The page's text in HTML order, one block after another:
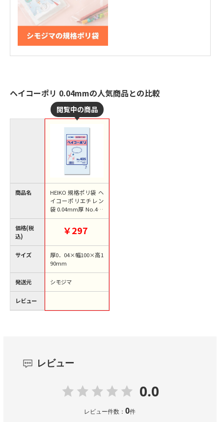
ヘイコーポリ 0.04mmの人気商品との比較
商品名
価格(税
込)
サイズ
発送元
レビュー
HEIKO 規格ポリ袋 ヘ
イコーポリエチレン
袋 0.04mm厚 No.405
(5号) 100枚/袋
￥297
厚0．04×幅100×高1
90mm
シモジマ
レビュー
0.0
レビュー件数：0件